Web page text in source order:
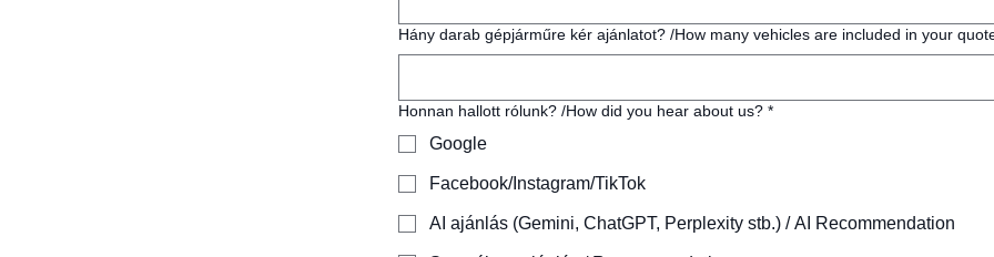
Hány darab gépjárműre kér ajánlatot? /How many vehicles are included in your
Honnan hallott rólunk? /How did you hear about us? *
Google
Facebook/Instagram/TikTok
AI ajánlás (Gemini, ChatGPT, Perplexity stb.) / AI Recommendation